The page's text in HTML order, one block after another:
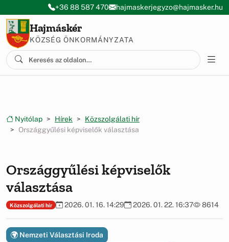
Ugrás a menüre
Ugrás a tartalomra
+36 88 587 470 hajmaskerjegyzo@hajmasker.hu
Hajmáskér
KÖZSÉG ÖNKORMÁNYZATA
Nyitólap Hírek
Közszolgálati hír
Országgyűlési képviselők választása
Országgyűlési képviselők
választása
Közszolgálati hír 2026. 01. 16. 14:29 2026. 01. 22. 16:37 8614
Nemzeti Választási Iroda